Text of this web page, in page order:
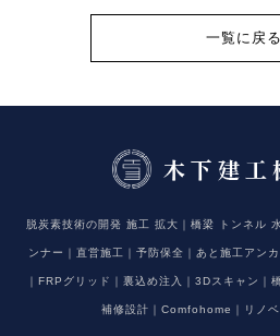
一覧に戻る
脱炭素技術の開発 施工 拡大｜橋梁 トンネル
ンナー｜直営施工｜予防保全｜あと施工アン
｜FRPグリッド｜裏込め注入｜3Dスキャン｜
補修設計｜Comfohome｜リノ